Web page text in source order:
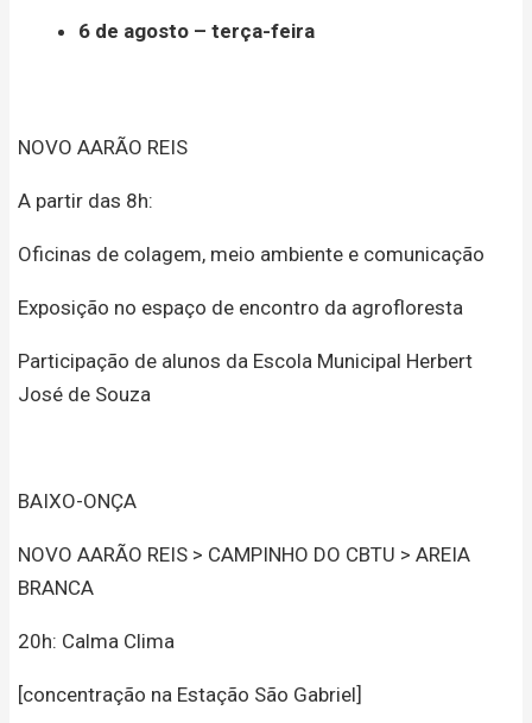
6 de agosto – terça-feira
NOVO AARÃO REIS
A partir das 8h:
Oficinas de colagem, meio ambiente e comunicação
Exposição no espaço de encontro da agrofloresta
Participação de alunos da Escola Municipal Herbert
José de Souza
BAIXO-ONÇA
NOVO AARÃO REIS > CAMPINHO DO CBTU > AREIA
BRANCA
20h: Calma Clima
[concentração na Estação São Gabriel]